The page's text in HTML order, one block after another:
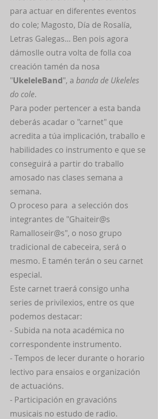
para actuar en diferentes eventos
do cole; Magosto, Día de Rosalía,
Letras Galegas... Ben pois agora
dámoslle outra volta de folla coa
creación tamén da nosa
"UkeleleBand", a banda de Ukeleles
do cole.
Para poder pertencer a esta banda
deberás acadar o "carnet" que
acredita a túa implicación, traballo e
habilidades co instrumento e que se
conseguirá a partir do traballo
amosado nas clases semana a
semana.
O proceso para a selección dos
integrantes de "Ghaiteir@s
Ramalloseir@s", o noso grupo
tradicional de cabeceira, será o
mesmo. E tamén terán o seu carnet
especial.
Este carnet traerá consigo unha
series de privilexios, entre os que
podemos destacar:
- Subida na nota académica no
correspondente instrumento.
- Tempos de lecer durante o horario
lectivo para ensaios e organización
de actuacións.
- Participación en gravacións
musicais no estudo de radio.